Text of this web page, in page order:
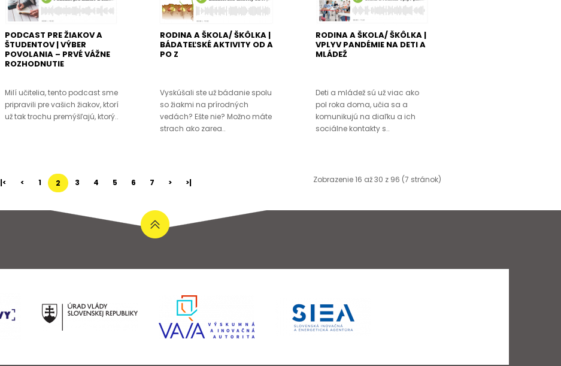
PODCAST PRE ŽIAKOV A
ŠTUDENTOV | VÝBER
POVOLANIA – PRVÉ VÁŽNE
ROZHODNUTIE
Milí učitelia, tento podcast sme
pripravili pre vašich žiakov, ktorí
už tak trochu premýšľajú, ktorý..
RODINA A ŠKOLA/ ŠKÔLKA |
BÁDATEĽSKÉ AKTIVITY OD A
PO Z
Vyskúšali ste už bádanie spolu
so žiakmi na prírodných
vedách? Ešte nie? Možno máte
strach ako zarea..
RODINA A ŠKOLA/ ŠKÔLKA |
VPLYV PANDÉMIE NA DETI A
MLÁDEŽ
Deti a mládež sú už viac ako
pol roka doma, učia sa a
komunikujú na diaľku a ich
sociálne kontakty s..
|< < 1 2 3 4 5 6 7 > >| Zobrazenie 16 až 30 z 96 (7 stránok)